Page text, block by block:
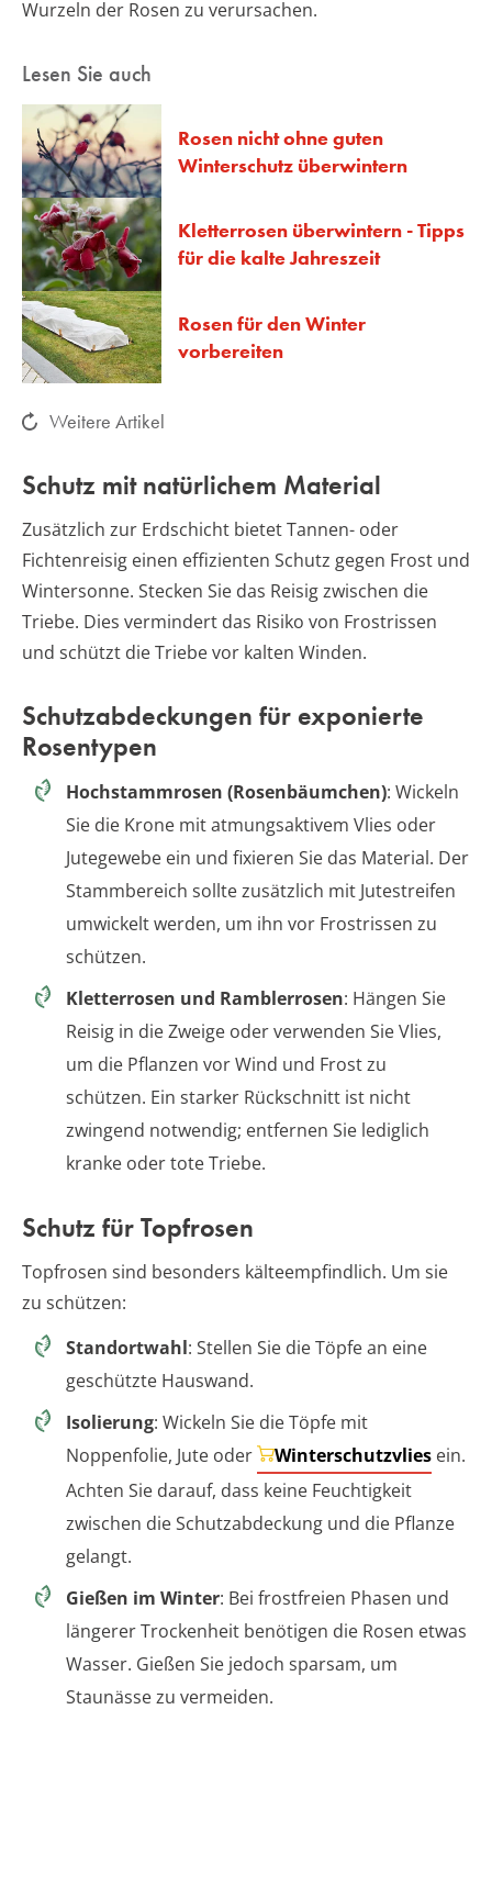
Wurzeln der Rosen zu verursachen.
Lesen Sie auch
Rosen nicht ohne guten
Winterschutz überwintern
Kletterrosen überwintern - Tipps
für die kalte Jahreszeit
Rosen für den Winter
vorbereiten
Weitere Artikel
Schutz mit natürlichem Material
Zusätzlich zur Erdschicht bietet Tannen- oder
Fichtenreisig einen effizienten Schutz gegen Frost und
Wintersonne. Stecken Sie das Reisig zwischen die
Triebe. Dies vermindert das Risiko von Frostrissen
und schützt die Triebe vor kalten Winden.
Schutzabdeckungen für exponierte
Rosentypen
Hochstammrosen (Rosenbäumchen): Wickeln
Sie die Krone mit atmungsaktivem Vlies oder
Jutegewebe ein und fixieren Sie das Material. Der
Stammbereich sollte zusätzlich mit Jutestreifen
umwickelt werden, um ihn vor Frostrissen zu
schützen.
Kletterrosen und Ramblerrosen: Hängen Sie
Reisig in die Zweige oder verwenden Sie Vlies,
um die Pflanzen vor Wind und Frost zu
schützen. Ein starker Rückschnitt ist nicht
zwingend notwendig; entfernen Sie lediglich
kranke oder tote Triebe.
Schutz für Topfrosen
Topfrosen sind besonders kälteempfindlich. Um sie
zu schützen:
Standortwahl: Stellen Sie die Töpfe an eine
geschützte Hauswand.
Isolierung: Wickeln Sie die Töpfe mit
Noppenfolie, Jute oder
Winterschutzvlies ein.
Achten Sie darauf, dass keine Feuchtigkeit
zwischen die Schutzabdeckung und die Pflanze
gelangt.
Gießen im Winter: Bei frostfreien Phasen und
längerer Trockenheit benötigen die Rosen etwas
Wasser. Gießen Sie jedoch sparsam, um
Staunässe zu vermeiden.